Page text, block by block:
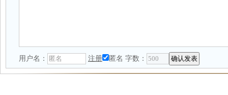
用户名： 注册 匿名 字数：